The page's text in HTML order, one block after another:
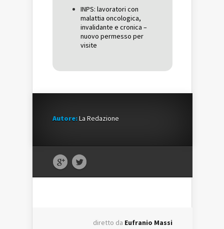
INPS: lavoratori con
malattia oncologica,
invalidante e cronica –
nuovo permesso per
visite
Autore:La Redazione
diretto da Eufranio Massi